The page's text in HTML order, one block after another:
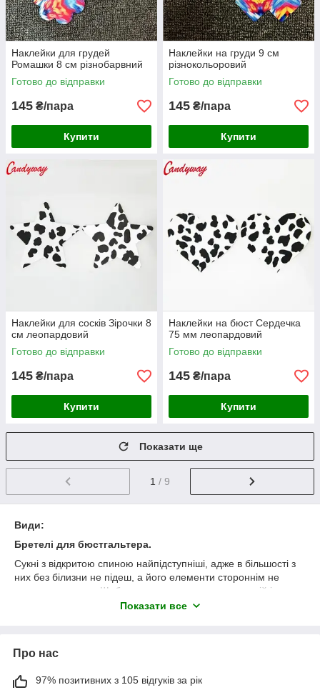
Наклейки для грудей
Ромашки 8 см різнобарвний
Готово до відправки
145 ₴/пара
Купити
Наклейки на груди 9 см
різнокольоровий
Готово до відправки
145 ₴/пара
Купити
Наклейки для сосків Зірочки 8
см леопардовий
Готово до відправки
145 ₴/пара
Купити
Наклейки на бюст Сердечка
75 мм леопардовий
Готово до відправки
145 ₴/пара
Купити
Показати ще
1 / 9
Види:
Бретелі для бюстгальтера.
Сукні з відкритою спиною найпідступніші, адже в більшості з
них без білизни не підеш, а його елементи стороннім не
продемонструєш. Щоб уникнути неприємних ситуацій і
залишатися на висоті, незалежно від конструкції тієї чи іншої
прикрашені стразами, можуть виступати в якості гарного
Показати все
Про нас
97% позитивних з 105 відгуків за рік